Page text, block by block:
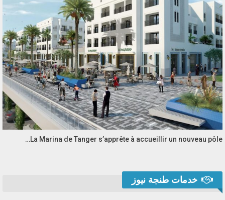
La Marina de Tanger s’apprête à accueillir un nouveau pôle…
خدمات طنجة نيوز